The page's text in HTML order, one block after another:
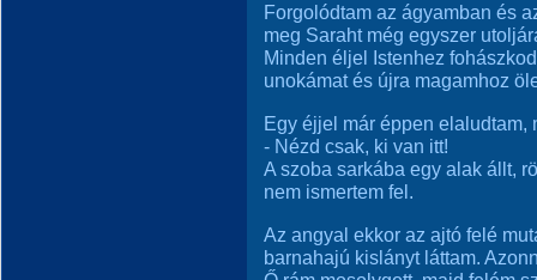
Forgolódtam az ágyamban és
meg Saraht még egyszer
Minden éljel Istenhez
unokámat és újra magamhoz
Egy éjjel már éppen elaludtam,
- Nézd csak, ki van itt!
A szoba sarkába egy alak állt,
nem ismertem fel.
Az angyal ekkor az ajtó felé
barnahajú kislányt láttam.